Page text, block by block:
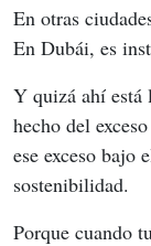
En otras
En Dubái, es
Y quizá ahí está
hecho del
ese exceso bajo
sostenibilidad.
Porque cuando